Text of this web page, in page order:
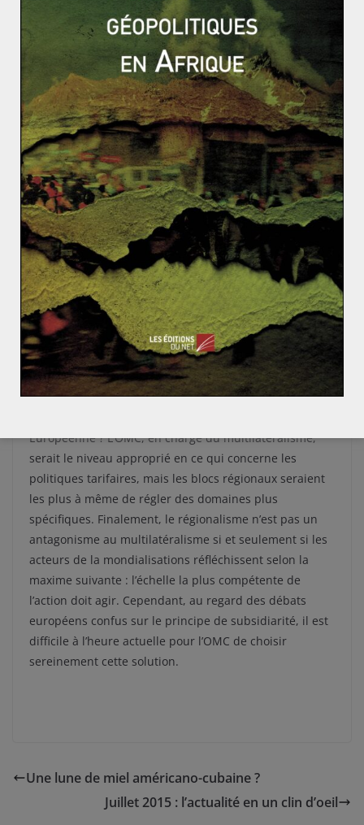
et doivent ainsi s’approvisionner auprès du pays
fournisseur le moins efficace. Face au système
discriminatoire du régionalisme, on ne peut alors
qu’évoquer un multilatéralisme dégradé issu des
limites propres aux blocs régionaux.
Néanmoins, cette situation d’une prépondérance du
régionalisme sur le multilatéralisme est-elle
inquiétante ? La déglobalisation, étudiée par Brad
Setser, illustre ces peurs. Elle ne signifie pas la fin de
l’ouverture économique et financière entre les pays
mais une situation où les échanges deviennent moins
dynamique et où les exportations peuvent moins
alimentés la croissance des pays. Par conséquent, la
croissance d’un bloc régional se transmet moins aux
autres blocs. Dès lors, le régionalisme accentue la
dérive des blocs régionaux et la fragilité interne des
blocs puisqu’ils ne dépendent uniquement de leur
propre stabilité. Dans ces conditions, ne faudrait-il pas
opter pour une vision reposant sur le principe de
Européenne ? L’OMC, en charge du multilatéralisme,
serait le niveau approprié en ce qui concerne les
politiques tarifaires, mais les blocs régionaux seraient
les plus à même de régler des domaines plus
spécifiques. Finalement, le régionalisme n’est pas un
antagonisme au multilatéralisme si et seulement si les
acteurs de la mondialisations réfléchissent selon la
maxime suivante : l’échelle la plus compétente de
l’action doit agir. Cependant, au regard des débats
européens confus sur le principe de subsidiarité, il est
difficile à l’heure actuelle pour l’OMC de choisir
sereinement cette solution.
Une lune de miel américano-cubaine ?
Juillet 2015 : l’actualité en un clin d’oeil